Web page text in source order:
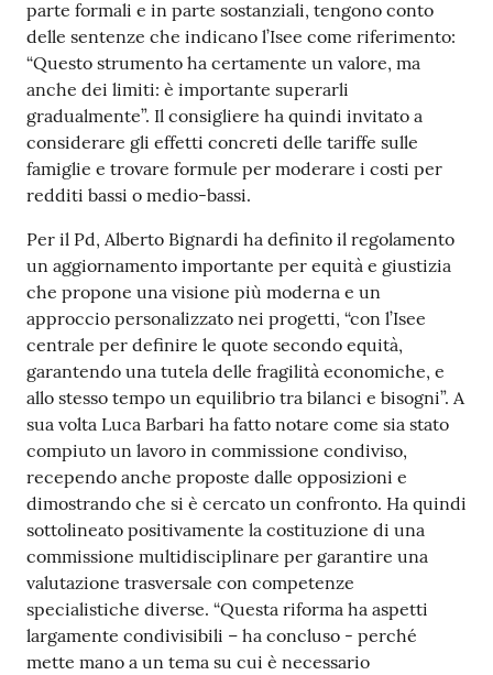
parte formali e in parte sostanziali, tengono conto
delle sentenze che indicano l’Isee come riferimento:
“Questo strumento ha certamente un valore, ma
anche dei limiti: è importante superarli
gradualmente”. Il consigliere ha quindi invitato a
considerare gli effetti concreti delle tariffe sulle
famiglie e trovare formule per moderare i costi per
redditi bassi o medio-bassi.
Per il Pd, Alberto Bignardi ha definito il regolamento
un aggiornamento importante per equità e giustizia
che propone una visione più moderna e un
approccio personalizzato nei progetti, “con l’Isee
centrale per definire le quote secondo equità,
garantendo una tutela delle fragilità economiche, e
allo stesso tempo un equilibrio tra bilanci e bisogni”. A
sua volta Luca Barbari ha fatto notare come sia stato
compiuto un lavoro in commissione condiviso,
recependo anche proposte dalle opposizioni e
dimostrando che si è cercato un confronto. Ha quindi
sottolineato positivamente la costituzione di una
commissione multidisciplinare per garantire una
valutazione trasversale con competenze
specialistiche diverse. “Questa riforma ha aspetti
largamente condivisibili – ha concluso - perché
mette mano a un tema su cui è necessario